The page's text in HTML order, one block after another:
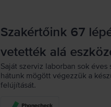
Szakértőink 67
vetették alá
Saját szerviz laborban sok éves
hátunk mögött végezzük a
felújítását.